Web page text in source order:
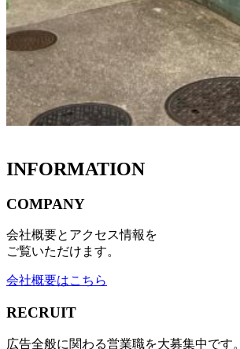
INFORMATION
COMPANY
会社概要とアクセス情報を
ご覧いただけます。
会社概要はこちら
RECRUIT
広告全般に関わる営業職を大募集中です。